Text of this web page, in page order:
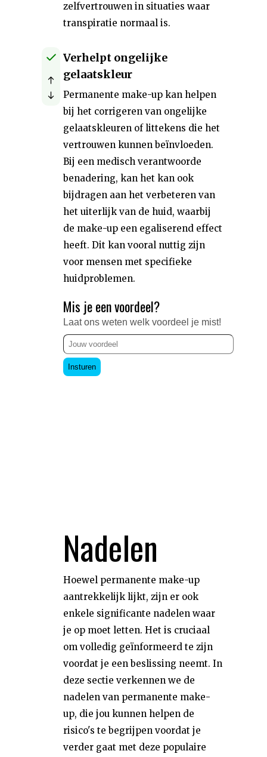
zelfvertrouwen in situaties waar
transpiratie normaal is.
Verhelpt ongelijke
gelaatskleur
Permanente make-up kan helpen
bij het corrigeren van ongelijke
gelaatskleuren of littekens die het
vertrouwen kunnen beïnvloeden.
Bij een medisch verantwoorde
benadering, kan het kan ook
bijdragen aan het verbeteren van
het uiterlijk van de huid, waarbij
de make-up een egaliserend effect
heeft. Dit kan vooral nuttig zijn
voor mensen met specifieke
huidproblemen.
Mis je een voordeel?
Laat ons weten welk voordeel je mist!
Insturen
Nadelen
Hoewel permanente make-up
aantrekkelijk lijkt, zijn er ook
enkele significante nadelen waar
je op moet letten. Het is cruciaal
om volledig geïnformeerd te zijn
voordat je een beslissing neemt. In
deze sectie verkennen we de
nadelen van permanente make-
up, die jou kunnen helpen de
risico's te begrijpen voordat je
verder gaat met deze populaire